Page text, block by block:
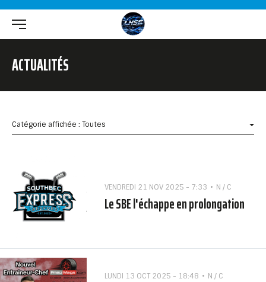
ACTUALITÉS
Catégorie affichée : Toutes
VENDREDI 21 NOV 2025 - 7:33 N / C
Le SBE l'échappe en prolongation
LUNDI 13 OCT 2025 - 18:48 N / C